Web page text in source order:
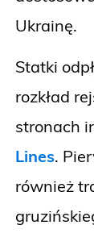
Ukrainę.
Statki
rozkład
stronach
Lines.
również